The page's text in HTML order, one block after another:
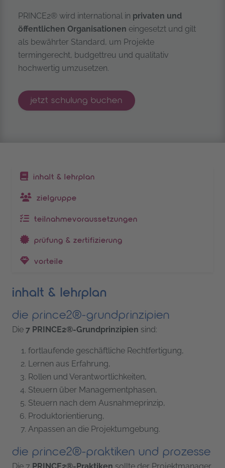
PRINCE2® wird international in privaten und
öffentlichen Organisationen eingesetzt und gilt
als bewährter Standard, um Projekte
termingerecht, budgettreu und qualitativ
hochwertig umzusetzen.
jetzt prince2® project management
schulung buchen
inhaltsverzeichnis
inhalt & lehrplan
zielgruppe
teilnahmevoraussetzungen
prüfung & zertifizierung
vorteile
inhalt & lehrplan
die prince2®-grundprinzipien
Die 7 PRINCE2®-Grundprinzipien sind:
fortlaufende geschäftliche Rechtfertigung,
Lernen aus Erfahrung,
Rollen und Verantwortlichkeiten,
Steuern über Managementphasen,
Steuern nach dem Ausnahmeprinzip,
Produktorientierung,
Anpassen an die Projektumgebung.
die prince2®-praktiken und prozesse
Die 7 PRINCE2®-Praktiken sollte der Projektmanager